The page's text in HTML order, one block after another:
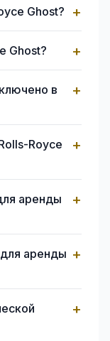
Ghost? +
Ghost? +
в
+
Royce
+
аренды
+
аренды +
+